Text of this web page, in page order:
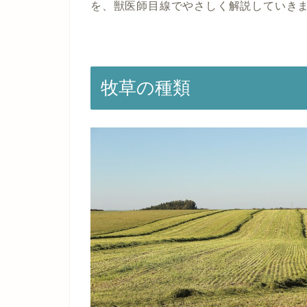
を、獣医師目線でやさしく解説していき
牧草の種類